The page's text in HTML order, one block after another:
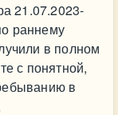
21.07.2023-
раннему
в полном
с понятной,
в